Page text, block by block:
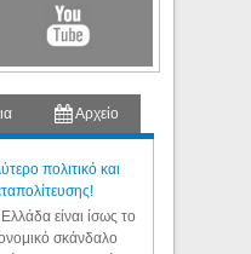
Αρχείο
πολιτικό και
είναι ίσως το
σκάνδαλο